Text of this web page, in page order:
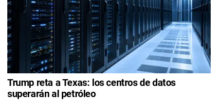
Trump reta a Texas: los centros de datos
superarán al petróleo